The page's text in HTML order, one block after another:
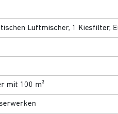
Luftmischer, 1 Kiesfilter,
mit 100 m³